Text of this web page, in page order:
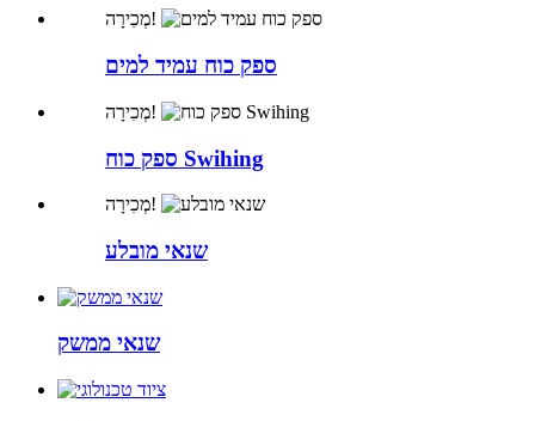
מְכִירָה!
ספק כוח עמיד למים
מְכִירָה!
ספק כוח Swihing
מְכִירָה!
שנאי מובלע
שנאי ממשק